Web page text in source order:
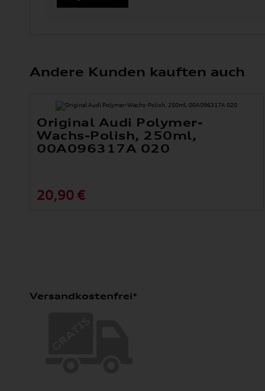
Andere Kunden kauften auch
Original Audi Polymer-
Wachs-Polish, 250ml,
00A096317A 020
20,90 €
Versandkostenfrei*